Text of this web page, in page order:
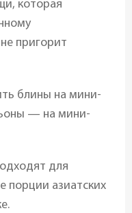
которая
пригорит
блины на мини-
— на мини-
для
порции азиатских